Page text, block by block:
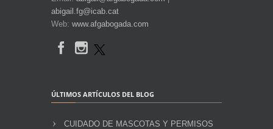
abigail.fg@icab.cat
Web: www.afgabogada.com
ÚLTIMOS ARTÍCULOS DEL BLOG
CUIDADO DE MASCOTAS Y PERMISOS